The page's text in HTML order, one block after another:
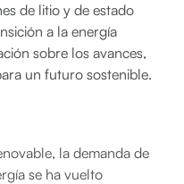
de litio y de estado
a la energía
sobre los avances,
un futuro sostenible.
la demanda de
se ha vuelto